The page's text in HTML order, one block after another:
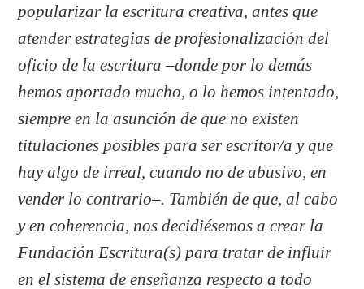
popularizar la escritura creativa, antes que
atender estrategias de profesionalización del
oficio de la escritura –donde por lo demás
hemos aportado mucho, o lo hemos intentado,
siempre en la asunción de que no existen
titulaciones posibles para ser escritor/a y que
hay algo de irreal, cuando no de abusivo, en
vender lo contrario–. También de que, al cabo
y en coherencia, nos decidiésemos a crear la
Fundación Escritura(s) para tratar de influir
en el sistema de enseñanza respecto a todo